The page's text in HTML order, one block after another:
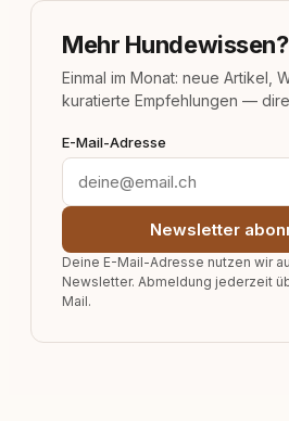
Mehr Hundewissen?
Einmal im Monat: neue Artikel,
kuratierte Empfehlungen —
E-Mail-Adresse
Newsletter
Deine E-Mail-Adresse nutzen wir
Newsletter. Abmeldung jederzeit
Mail.